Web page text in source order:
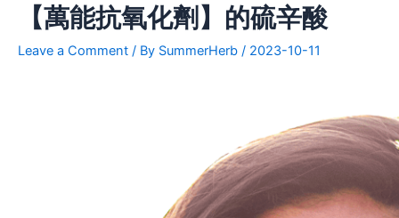
【萬能抗氧化劑】的硫辛酸
Leave a Comment / By SummerHerb / 2023-10-11